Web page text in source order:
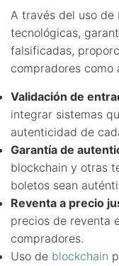
A través del uso
tecnológicas,
falsificadas,
compradores como
Validación de
integrar sistemas
autenticidad de
Garantía de
blockchain y otras
boletos sean
Reventa a precio
precios de reventa
compradores.
Uso de blockchain